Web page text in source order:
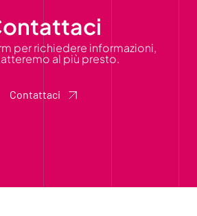
per richiedere informazioni,
al più presto.
Contattaci